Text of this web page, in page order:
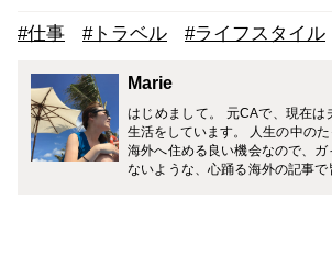
#仕事 #トラベル #ライフスタイル
Marie
はじめまして。 元CAで、現在は
生活をしています。 人生の中の
海外へ住める良い機会なので、
ないような、心踊る海外の記事で